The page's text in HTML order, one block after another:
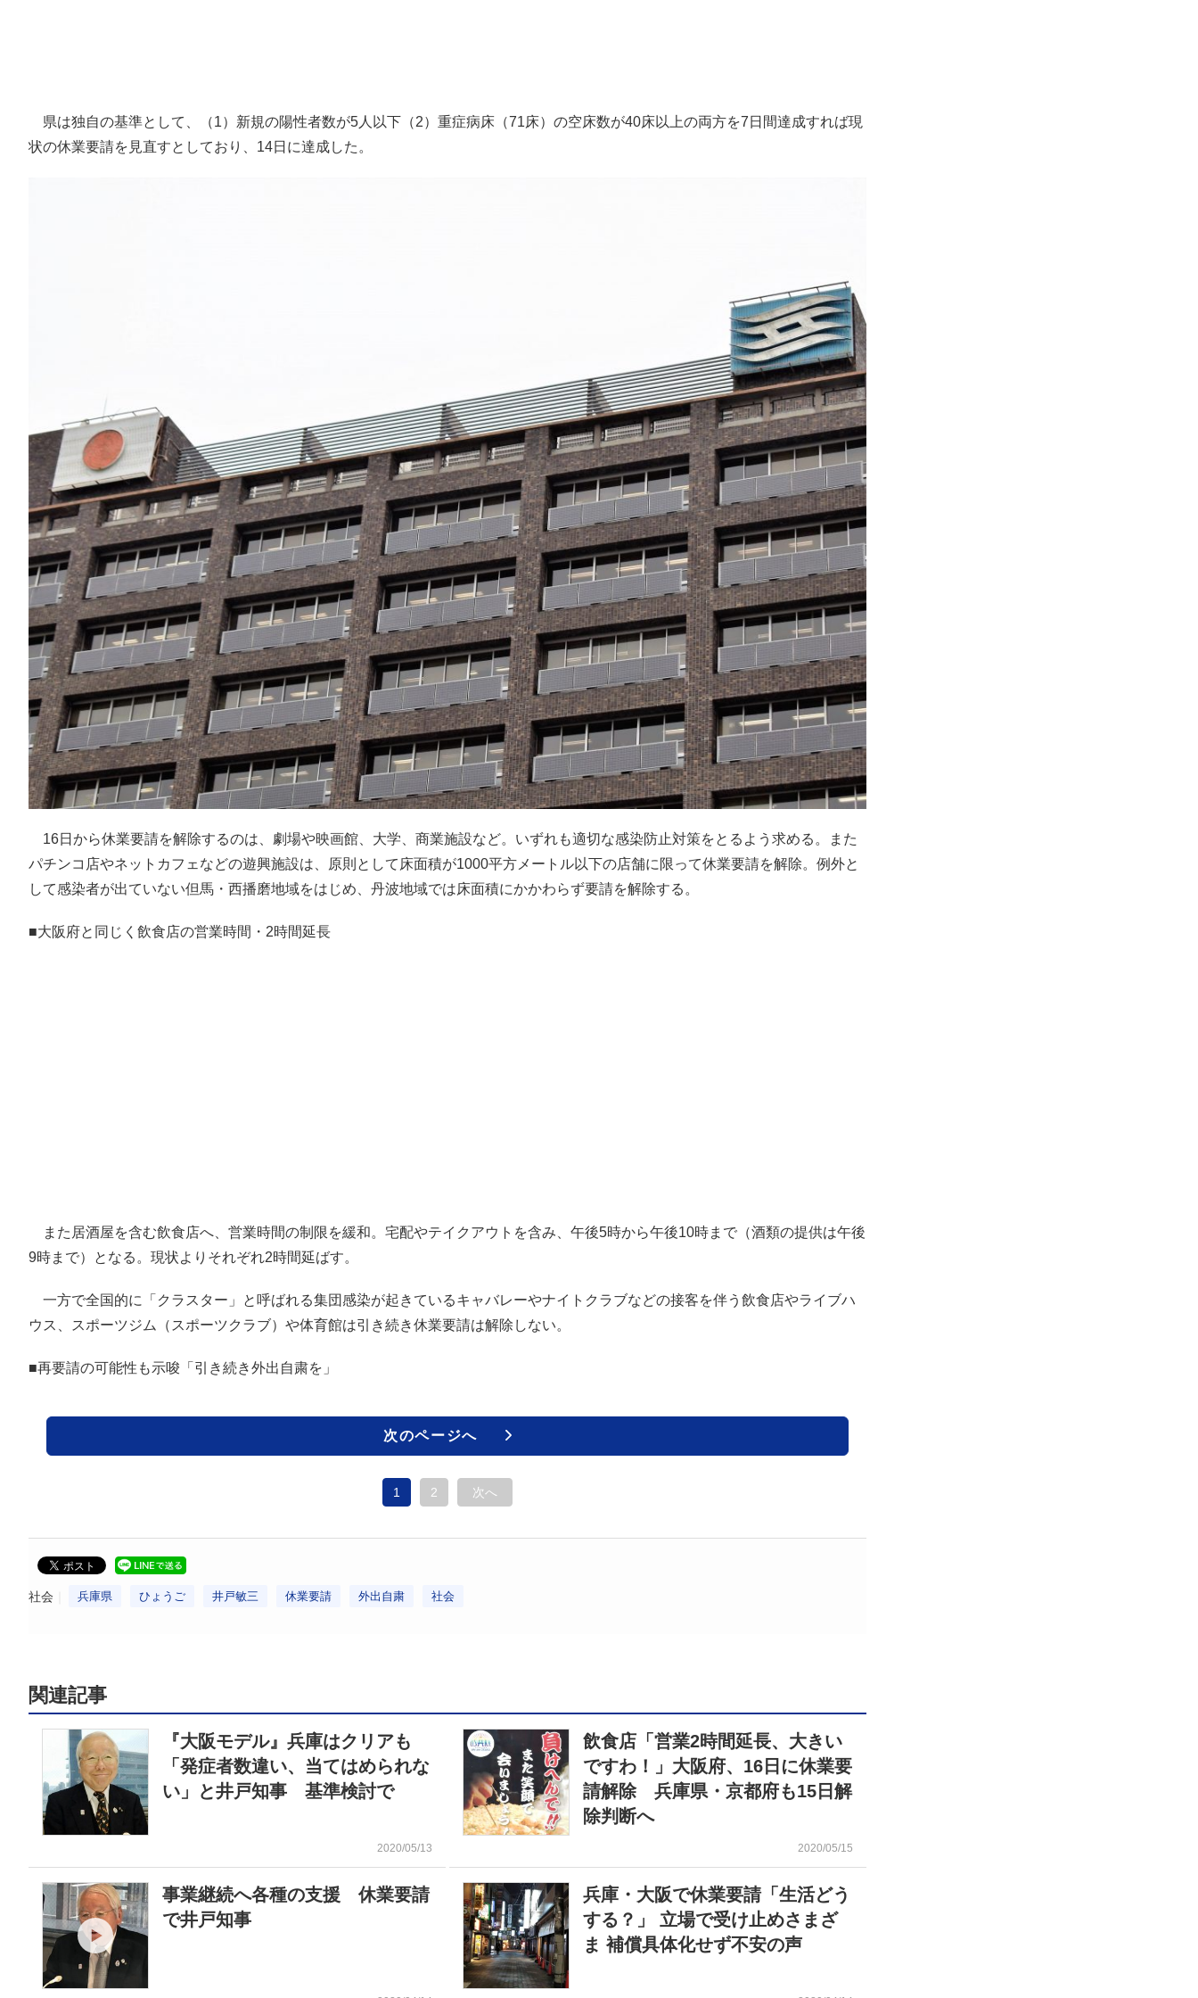
県は独自の基準として、（1）新規の陽性者数が5人以下（2）重症病床（71床）の空床数が40床以上の両方を7日間達成すれば現
状の休業要請を見直すとしており、14日に達成した。
16日から休業要請を解除するのは、劇場や映画館、大学、商業施設など。いずれも適切な感染防止対策をとるよう求める。また
パチンコ店やネットカフェなどの遊興施設は、原則として床面積が1000平方メートル以下の店舗に限って休業要請を解除。例外と
して感染者が出ていない但馬・西播磨地域をはじめ、丹波地域では床面積にかかわらず要請を解除する。
■大阪府と同じく飲食店の営業時間・2時間延長
また居酒屋を含む飲食店へ、営業時間の制限を緩和。宅配やテイクアウトを含み、午後5時から午後10時まで（酒類の提供は午後
9時まで）となる。現状よりそれぞれ2時間延ばす。
一方で全国的に「クラスター」と呼ばれる集団感染が起きているキャバレーやナイトクラブなどの接客を伴う飲食店やライブハ
ウス、スポーツジム（スポーツクラブ）や体育館は引き続き休業要請は解除しない。
■再要請の可能性も示唆「引き続き外出自粛を」
次のページへ
1 2 次へ
社会 兵庫県 ひょうご 井戸敏三 休業要請 外出自粛 社会
関連記事
『大阪モデル』兵庫はクリアも
「発症者数違い、当てはめられな
い」と井戸知事 基準検討で
2020/05/13
飲食店「営業2時間延長、大きい
ですわ！」大阪府、16日に休業要
請解除 兵庫県・京都府も15日解
除判断へ
2020/05/15
事業継続へ各種の支援 休業要請
で井戸知事
兵庫・大阪で休業要請「生活どう
する？」 立場で受け止めさまざ
ま 補償具体化せず不安の声